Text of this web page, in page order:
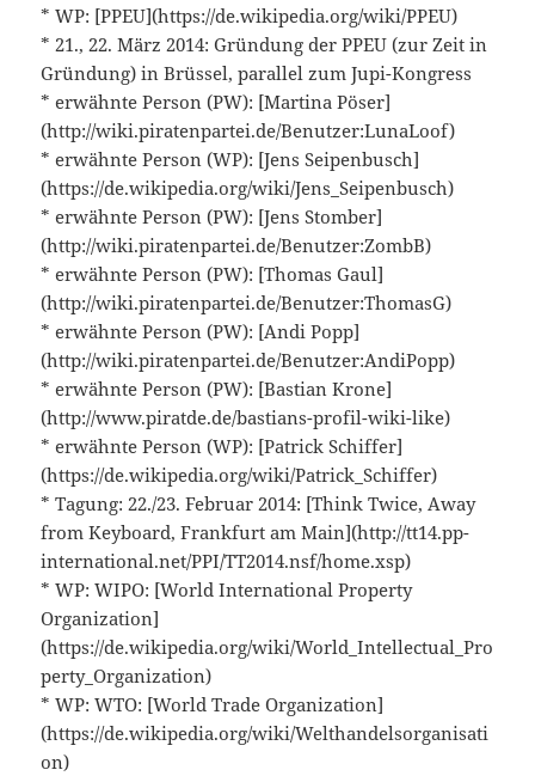
* WP: [PPEU](https://de.wikipedia.org/wiki/PPEU)
* 21., 22. März 2014: Gründung der PPEU (zur Zeit in
Gründung) in Brüssel, parallel zum Jupi-Kongress
* erwähnte Person (PW): [Martina Pöser]
(http://wiki.piratenpartei.de/Benutzer:LunaLoof)
* erwähnte Person (WP): [Jens Seipenbusch]
(https://de.wikipedia.org/wiki/Jens_Seipenbusch)
* erwähnte Person (PW): [Jens Stomber]
(http://wiki.piratenpartei.de/Benutzer:ZombB)
* erwähnte Person (PW): [Thomas Gaul]
(http://wiki.piratenpartei.de/Benutzer:ThomasG)
* erwähnte Person (PW): [Andi Popp]
(http://wiki.piratenpartei.de/Benutzer:AndiPopp)
* erwähnte Person (PW): [Bastian Krone]
(http://www.piratde.de/bastians-profil-wiki-like)
* erwähnte Person (WP): [Patrick Schiffer]
(https://de.wikipedia.org/wiki/Patrick_Schiffer)
* Tagung: 22./23. Februar 2014: [Think Twice, Away
from Keyboard, Frankfurt am Main](http://tt14.pp-
international.net/PPI/TT2014.nsf/home.xsp)
* WP: WIPO: [World International Property
Organization]
(https://de.wikipedia.org/wiki/World_Intellectual_Pro
perty_Organization)
* WP: WTO: [World Trade Organization]
(https://de.wikipedia.org/wiki/Welthandelsorganisati
on)